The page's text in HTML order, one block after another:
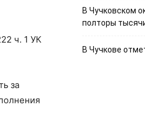
ч. 1 УК
за
В Чучковском
полторы
В Чучкове